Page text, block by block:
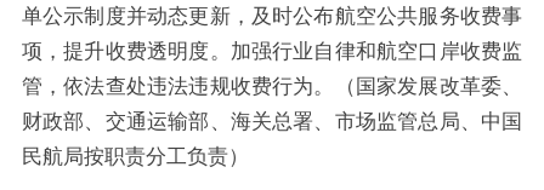
单公示制度并动态更新，及时公布航空公共服务收费事
项，提升收费透明度。加强行业自律和航空口岸收费监
管，依法查处违法违规收费行为。（国家发展改革委、
财政部、交通运输部、海关总署、市场监管总局、中国
民航局按职责分工负责）